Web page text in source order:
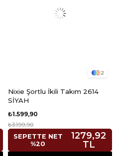
2
Nixie Şortlu İkili Takım 2614
SİYAH
₺1.599,90
₺3.199,90
SEPETTE NET
%20
1279,92
TL